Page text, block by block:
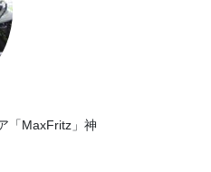
「MaxFritz」神